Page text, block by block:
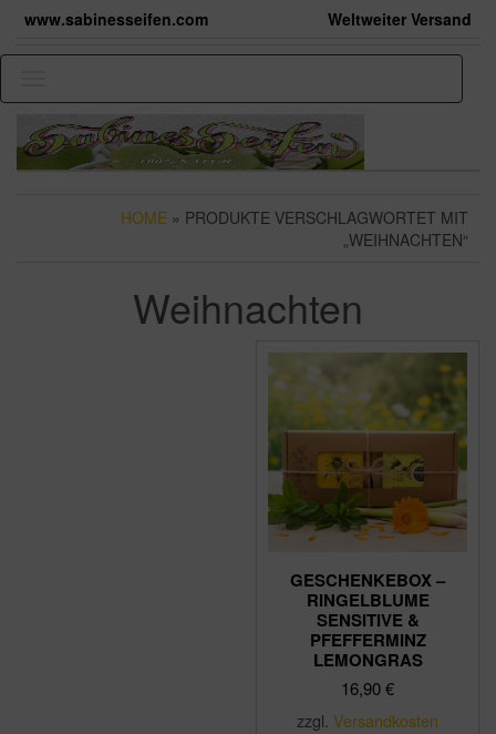
the
www.sabinesseifen.com Weltweiter Versand
navigation
HOME » PRODUKTE VERSCHLAGWORTET MIT
„WEIHNACHTEN“
Weihnachten
GESCHENKEBOX –
RINGELBLUME
SENSITIVE &
PFEFFERMINZ
LEMONGRAS
16,90€
zzgl. Versandkosten